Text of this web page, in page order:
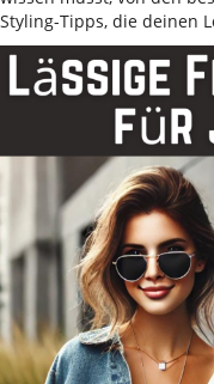
Styling-Tipps, die deinen